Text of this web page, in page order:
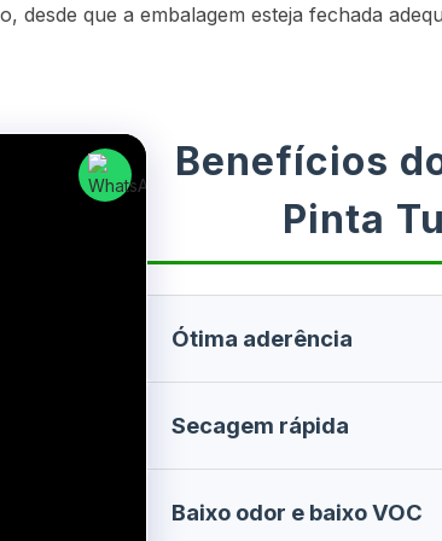
desde que a embalagem esteja fechada
Benefícios
Pinta
Ótima aderência
ferrosos, garantindo alta
Secagem rápida
repintura e uso rápido.
Baixo odor e baixo VOC